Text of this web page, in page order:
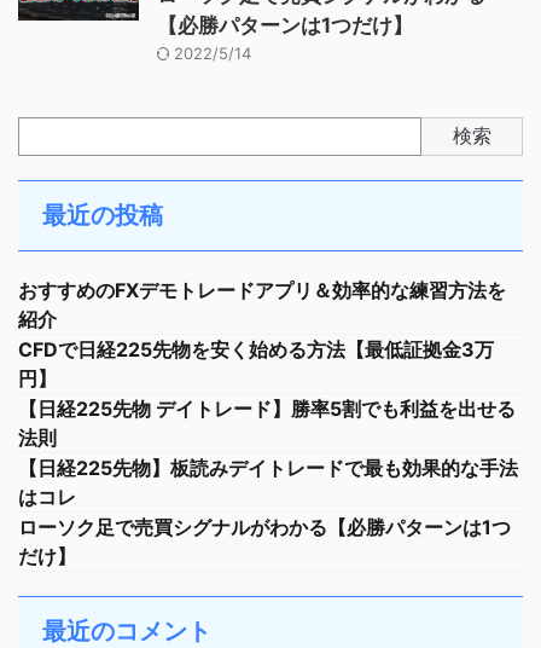
【必勝パターンは1つだけ】
2022/5/14
検索
最近の投稿
おすすめのFXデモトレードアプリ＆効率的な練習方法を
紹介
CFDで日経225先物を安く始める方法【最低証拠金3万
円】
【日経225先物 デイトレード】勝率5割でも利益を出せる
法則
【日経225先物】板読みデイトレードで最も効果的な手法
はコレ
ローソク足で売買シグナルがわかる【必勝パターンは1つ
だけ】
最近のコメント